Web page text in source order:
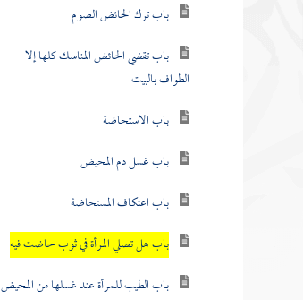
باب ترك الحائض الصوم
باب تقضي الحائض المناسك كلها إلا
الطواف بالبيت
باب الاستحاضة
باب غسل دم المحيض
باب اعتكاف المستحاضة
باب هل تصلي المرأة في ثوب حاضت فيه
باب الطيب للمرأة عند غسلها من المحيض